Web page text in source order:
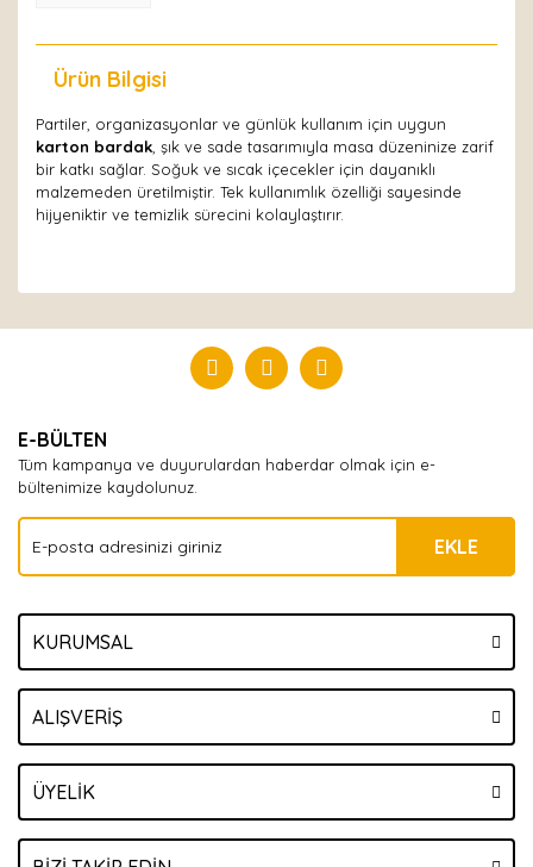
Ürün Bilgisi
Partiler, organizasyonlar ve günlük kullanım için uygun
karton bardak , şık ve sade tasarımıyla masa düzeninize zarif
bir katkı sağlar. Soğuk ve sıcak içecekler için dayanıklı
malzemeden üretilmiştir. Tek kullanımlık özelliği sayesinde
hijyeniktir ve temizlik sürecini kolaylaştırır.
Yorum Yaz
E-BÜLTEN
Tüm kampanya ve duyurulardan haberdar olmak için e-
bültenimize kaydolunuz.
EKLE
KURUMSAL
ALIŞVERİŞ
ÜYELİK